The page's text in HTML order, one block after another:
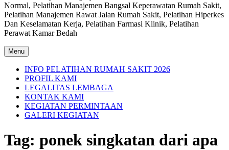
Normal, Pelatihan Manajemen Bangsal Keperawatan Rumah Sakit,
Pelatihan Manajemen Rawat Jalan Rumah Sakit, Pelatihan Hiperkes
Dan Keselamatan Kerja, Pelatihan Farmasi Klinik, Pelatihan
Perawat Kamar Bedah
Menu
INFO PELATIHAN RUMAH SAKIT 2026
PROFIL KAMI
LEGALITAS LEMBAGA
KONTAK KAMI
KEGIATAN PERMINTAAN
GALERI KEGIATAN
Tag: ponek singkatan dari apa